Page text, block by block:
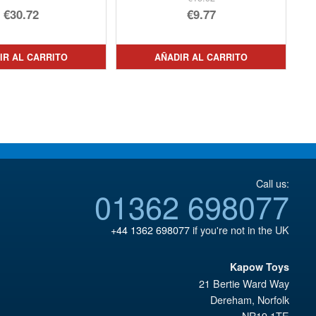
€30.72
AL CARRITO
El
original
era:
€9.77
precio
actual
AÑADIR AL CARRITO
Call us:
01362 698077
+44 1362 698077if you're not in the UK
Kapow Toys
21 Bertie Ward Way
Dereham, Norfolk